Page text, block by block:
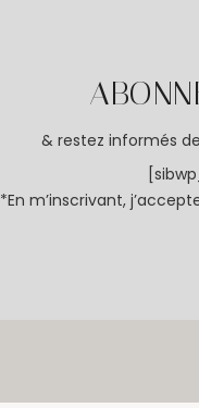
& restez informés
*En m’inscrivant,